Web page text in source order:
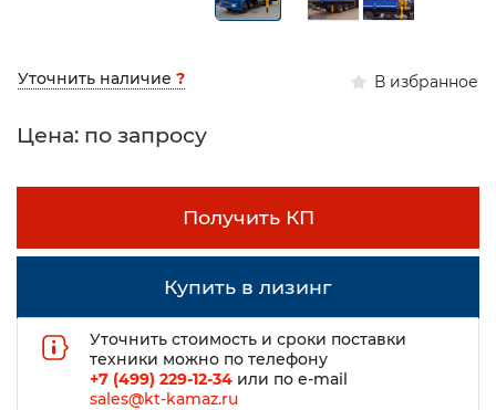
Уточнить наличие ? В избранное
Цена: по запросу
Получить КП
Купить в лизинг
Уточнить стоимость и сроки поставки
техники можно по телефону
+7 (499) 229-12-34 или по e-mail
sales@kt-kamaz.ru